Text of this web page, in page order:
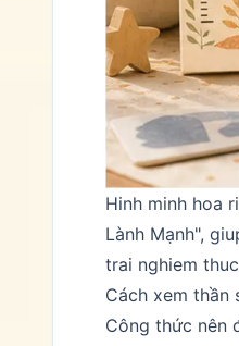
Hinh minh hoa
Lành Mạnh",
trai nghiem
Cách xem
Công thức nên